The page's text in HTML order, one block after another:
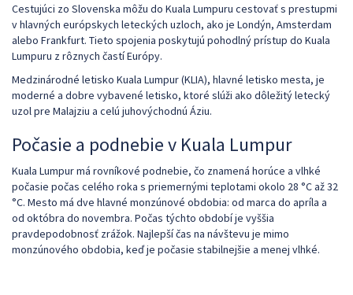
Cestujúci zo Slovenska môžu do Kuala Lumpuru cestovať s prestupmi
v hlavných európskych leteckých uzloch, ako je Londýn, Amsterdam
alebo Frankfurt. Tieto spojenia poskytujú pohodlný prístup do Kuala
Lumpuru z rôznych častí Európy.
Medzinárodné letisko Kuala Lumpur (KLIA), hlavné letisko mesta, je
moderné a dobre vybavené letisko, ktoré slúži ako dôležitý letecký
uzol pre Malajziu a celú juhovýchodnú Áziu.
Počasie a podnebie v Kuala Lumpur
Kuala Lumpur má rovníkové podnebie, čo znamená horúce a vlhké
počasie počas celého roka s priemernými teplotami okolo 28 °C až 32
°C. Mesto má dve hlavné monzúnové obdobia: od marca do apríla a
od októbra do novembra. Počas týchto období je vyššia
pravdepodobnosť zrážok. Najlepší čas na návštevu je mimo
monzúnového obdobia, keď je počasie stabilnejšie a menej vlhké.